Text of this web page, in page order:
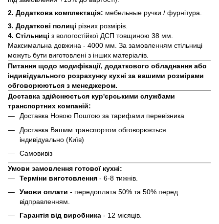
2. Додаткова комплектація: мебельные ручки / фурнітура.
3. Додаткові полиці різних розмірів.
4. Стільниці з вологостійкої ДСП товщиною 38 мм.
Максимальна довжина - 4000 мм. За замовленням стільниці
можуть бути виготовлені з інших матеріалів.
Питання щодо модифікації, додаткового обладнання або
індивідуального розрахунку кухні за вашими розмірами
обговорюються з менеджером.
Доставка здійснюється кур'єрськими службами
транспортних компаній:
Доставка Новою Поштою за тарифами перевізника
Доставка Вашим транспортом обговорюється
індивідуально (Київ)
Самовивіз
Умови замовлення готової кухні:
Терміни виготовлення - 6-8 тижнів.
Умови оплати - передоплата 50% та 50% перед
відправленням.
Гарантія від виробника - 12 місяців.